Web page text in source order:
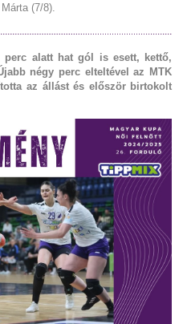
(7/8).
alatt hat gól is esett, kettő,
négy perc elteltével az MTK
az állást és először birtokolt